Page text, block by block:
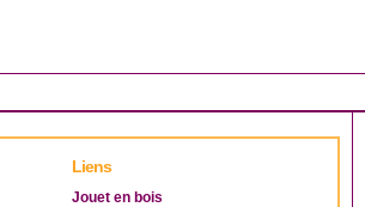
Liens
Jouet en bois